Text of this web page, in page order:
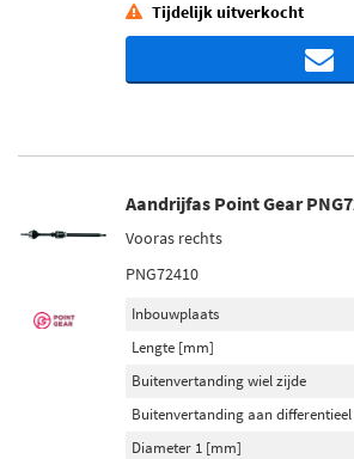
Tijdelijk uitverkocht
Aandrijfas Point Gear
Vooras rechts
PNG72410
Inbouwplaats
Lengte [mm]
Buitenvertanding wiel zijde
Buitenvertanding aan
Diameter 1 [mm]